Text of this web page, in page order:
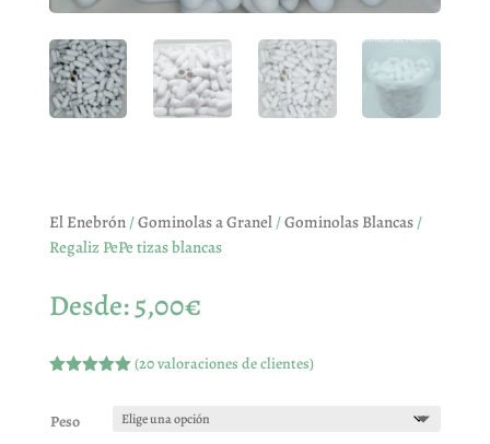
El Enebrón/Gominolas a Granel/Gominolas Blancas/
Regaliz PePe tizas blancas
Desde:5,00€
5 en base
a
(20valoraciones de clientes)
Peso